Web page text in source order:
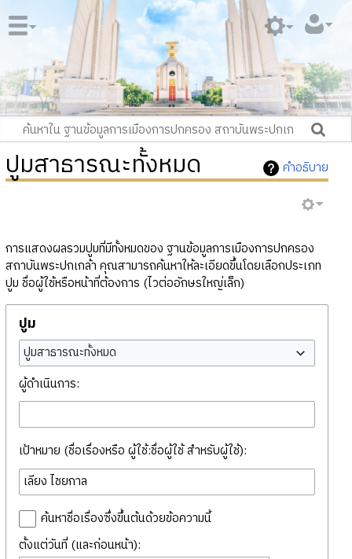
คำอธิบาย
ปูมสาธารณะทั้งหมด
การแสดงผลรวมปูมที่มีทั้งหมดของ ฐานข้อมูลการเมืองการปกครอง
สถาบันพระปกเกล้า คุณสามารถค้นหาให้ละเอียดขึ้นโดยเลือกประเภท
ปูม ชื่อผู้ใช้หรือหน้าที่ต้องการ (ไวต่ออักษรใหญ่เล็ก)
ปูม
ปูมสาธารณะทั้งหมด
ผู้ดำเนินการ:
เป้าหมาย (ชื่อเรื่องหรือ ผู้ใช้:ชื่อผู้ใช้ สำหรับผู้ใช้):
ค้นหาชื่อเรื่องซึ่งขึ้นต้นด้วยข้อความนี้
ตั้งแต่วันที่ (และก่อนหน้า):